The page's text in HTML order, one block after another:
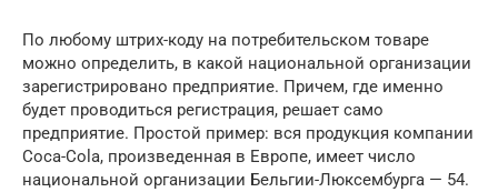
По любому штрих-коду на потребительском товаре
можно определить, в какой национальной организации
зарегистрировано предприятие. Причем, где именно
будет проводиться регистрация, решает само
предприятие. Простой пример: вся продукция компании
Coca-Cola, произведенная в Европе, имеет число
национальной организации Бельгии-Люксембурга — 54.